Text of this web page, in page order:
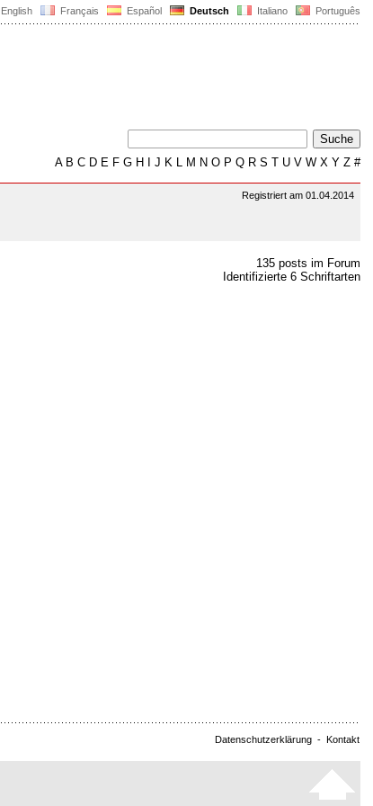
English Français Español Deutsch Italiano Português
AB C D E F G H J K L M N O P Q R S T U V W X Y Z #
Registriert am 01.04.2014
135 posts im Forum
Identifizierte 6 Schriftarten
Datenschutzerklärung - Kontakt